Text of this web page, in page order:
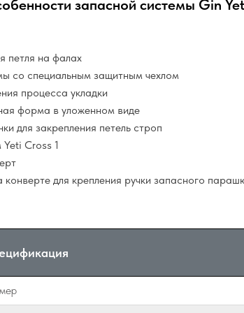
запасной системы Gin
петля на фалах
со специальным защитным чехлом
процесса укладки
форма в уложенном виде
для закрепления петель строп
Cross 1
для крепления ручки запасного